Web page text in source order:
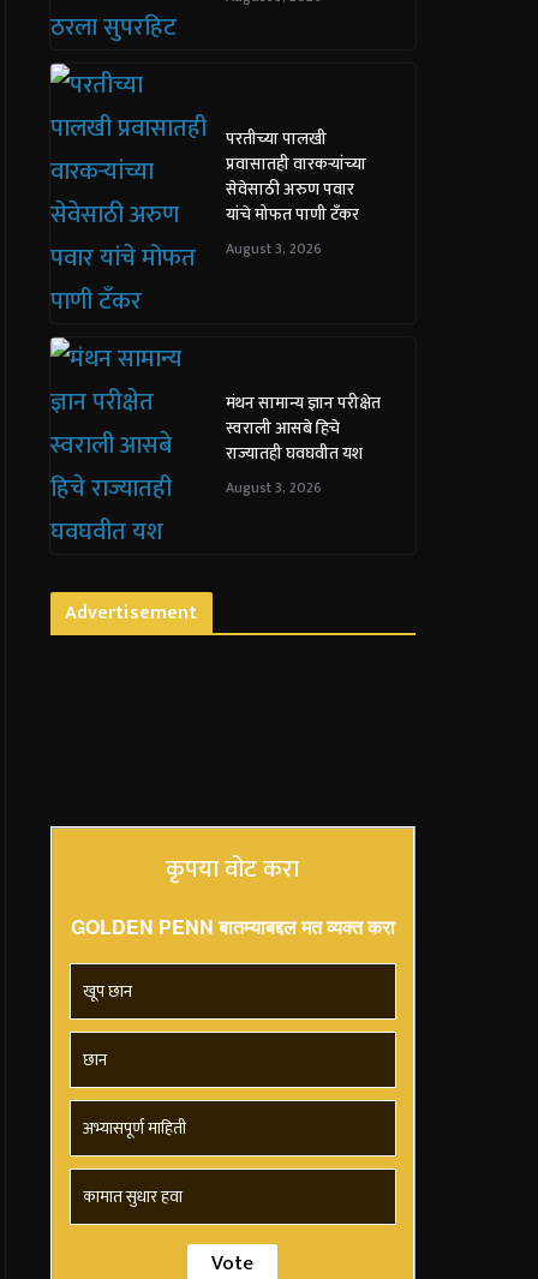
परतीच्या पालखी
प्रवासातही वारकऱ्यांच्या
सेवेसाठी अरुण पवार
यांचे मोफत पाणी टँकर
August 3, 2026
मंथन सामान्य ज्ञान परीक्षेत
स्वराली आसबे हिचे
राज्यातही घवघवीत यश
August 3, 2026
Advertisement
कृपया वोट करा
GOLDEN PENN बातम्याबद्दल मत व्यक्त करा
खूप छान
छान
अभ्यासपूर्ण माहिती
कामात सुधार हवा